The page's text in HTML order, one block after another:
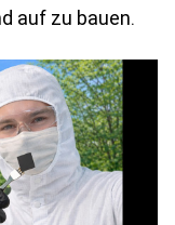
auf zu bauen.